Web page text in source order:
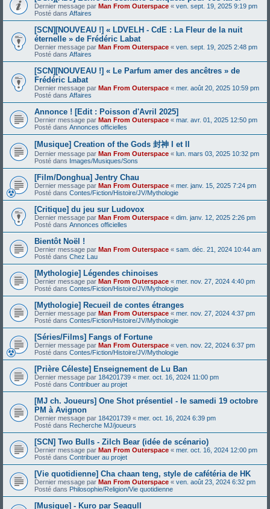
Dernier message par Man From Outerspace « ven. sept. 19, 2025 9:19 pm
Posté dans Affaires
[SCN][NOUVEAU !] « LDVELH - CdE : La Fleur de la nuit
éternelle » de Frédéric Labat
Dernier message par Man From Outerspace « ven. sept. 19, 2025 2:48 pm
Posté dans Affaires
[SCN][NOUVEAU !] « Le Parfum amer des ancêtres » de
Frédéric Labat
Dernier message par Man From Outerspace « mer. août 20, 2025 10:59 pm
Posté dans Affaires
Annonce ! [Edit : Poisson d'Avril 2025]
Dernier message par Man From Outerspace « mar. avr. 01, 2025 12:50 pm
Posté dans Annonces officielles
[Musique] Creation of the Gods 封神 I et II
Dernier message par Man From Outerspace « lun. mars 03, 2025 10:32 pm
Posté dans Images/Musiques/Sons
[Film/Donghua] Jentry Chau
Dernier message par Man From Outerspace « mer. janv. 15, 2025 7:24 pm
Posté dans Contes/Fiction/Histoire/JV/Mythologie
[Critique] du jeu sur Ludovox
Dernier message par Man From Outerspace « dim. janv. 12, 2025 2:26 pm
Posté dans Annonces officielles
Bientôt Noël !
Dernier message par Man From Outerspace « sam. déc. 21, 2024 10:44 am
Posté dans Chez Lau
[Mythologie] Légendes chinoises
Dernier message par Man From Outerspace « mer. nov. 27, 2024 4:40 pm
Posté dans Contes/Fiction/Histoire/JV/Mythologie
[Mythologie] Recueil de contes étranges
Dernier message par Man From Outerspace « mer. nov. 27, 2024 4:37 pm
Posté dans Contes/Fiction/Histoire/JV/Mythologie
[Séries/Films] Fangs of Fortune
Dernier message par Man From Outerspace « ven. nov. 22, 2024 6:37 pm
Posté dans Contes/Fiction/Histoire/JV/Mythologie
[Prière Céleste] Enseignement de Lu Ban
Dernier message par 184201739 « mer. oct. 16, 2024 11:00 pm
Posté dans Contribuer au projet
[MJ ch. Joueurs] One Shot présentiel - le samedi 19 octobre
PM à Avignon
Dernier message par 184201739 « mer. oct. 16, 2024 6:39 pm
Posté dans Recherche MJ/joueurs
[SCN] Two Bulls - Zilch Bear (idée de scénario)
Dernier message par Man From Outerspace « mer. oct. 16, 2024 12:00 pm
Posté dans Contribuer au projet
[Vie quotidienne] Cha chaan teng, style de cafétéria de HK
Dernier message par Man From Outerspace « ven. août 23, 2024 6:32 pm
Posté dans Philosophie/Religion/Vie quotidienne
[Musique] - Kuro par Seagull